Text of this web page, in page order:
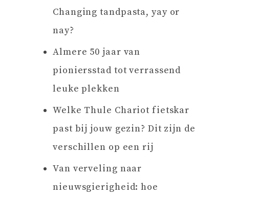
Changing tandpasta, yay or
nay?
Almere 50 jaar van
pioniersstad tot verrassend
leuke plekken
Welke Thule Chariot fietskar
past bij jouw gezin? Dit zijn de
verschillen op een rij
Van verveling naar
nieuwsgierigheid: hoe